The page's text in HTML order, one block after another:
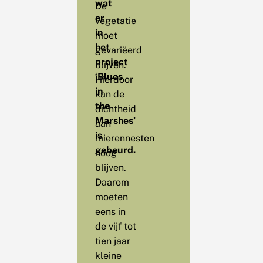
wat
er
in
het
project
‘Blues
in
the
Marshes’
is
gebeurd.
De
vegetatie
moet
gevariëerd
blijven.
Hierdoor
kan de
dichtheid
aan
mierennesten
hoog
blijven.
Daarom
moeten
eens in
de vijf tot
tien jaar
kleine